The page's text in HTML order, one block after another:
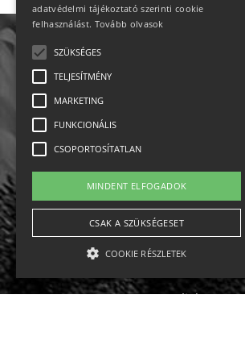
Állásajánlatok
Impresszum-kapcsolat
Jogi nyilatkozat
English
adatvédelmi tájékoztató szerinti cookie
felhasználást. Tovább olvasok
SZÜKSÉGES
TELJESÍTMÉNY
MARKETING
FUNKCIONÁLIS
CSOPORTOSÍTATLAN
MINDENT ELFOGADOK
CSAK A SZÜKSÉGESET
COOKIE RÉSZLETEK